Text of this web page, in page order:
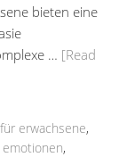
bieten eine
… [Read
erwachsene,
emotionen,